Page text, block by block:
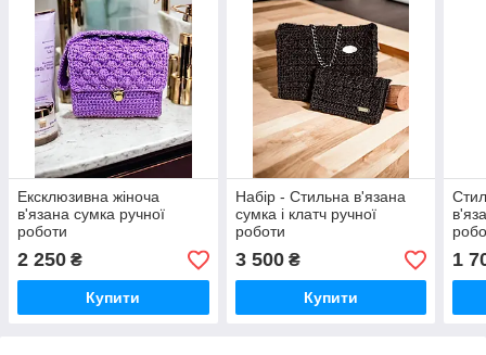
Ексклюзивна жіноча
в'язана сумка ручної
роботи
2 250 ₴
Купити
Набір - Стильна в'язана
сумка і клатч ручної
роботи
3 500₴
Купити
1